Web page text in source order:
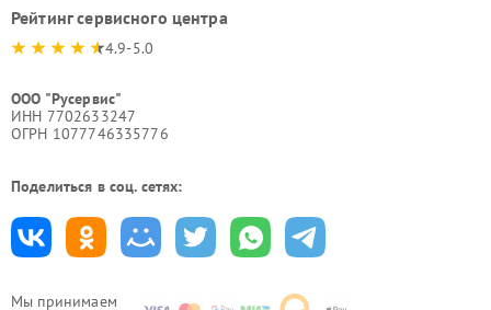
Мы принимаем
Рейтинг сервисного центра
4.9-5.0
ООО "Русервис"
ИНН 7702633247
ОГРН 1077746335776
Поделиться в соц. сетях: